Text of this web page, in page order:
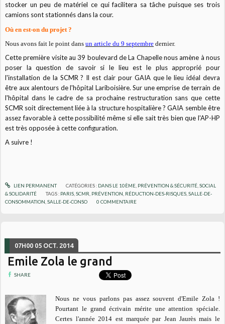
stocker un peu de matériel ce qui facilitera sa tâche puisque ses trois
camions sont stationnés dans la cour.
Où en est-on du projet ?
Nous avons fait le point dansun article du 9 septembre dernier.
Cette première visite au 39 boulevard de La Chapelle nous amène à nous
poser la question de savoir si le lieu est le plus approprié pour
l'installation de la SCMR ? Il est clair pour GAIA que le lieu idéal devra
être aux alentours de l'hôpital Lariboisière. Sur une emprise de terrain de
l'hôpital dans le cadre de sa prochaine restructuration sans que cette
SCMR soit directement liée à la structure hospitalière ? GAIA semble être
assez favorable à cette possibilité même si elle sait très bien que l'AP-HP
est très opposée à cette configuration.
A suivre !
LIEN PERMANENT CATÉGORIES : DANS LE 10ÈME, PRÉVENTION & SÉCURITÉ, SOCIAL
& SOLIDARITÉ
TAGS : PARIS ,SCMR PRÉVENTION RÉDUCTION-DES-RISQUES ,SALLE-DE-
CONSOMMATION ,SALLE-DE-CONSO 0 COMMENTAIRE
07H00 05 OCT. 2014
Emile Zola le grand
SHARE
Nous ne vous parlons pas assez souvent d'Emile Zola !
Pourtant le grand écrivain mérite une attention spéciale.
Certes l'année 2014 est marquée par Jean Jaurès mais le